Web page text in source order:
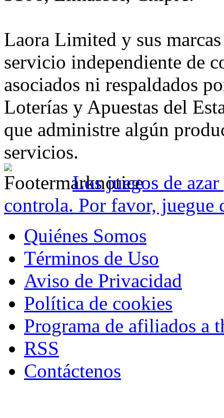
Laora Limited y sus
servicio independiente de
asociados ni respaldados
Loterías y Apuestas del
que administre algún
servicios.
Los juegos de
controla. Por favor, juegue
Quiénes Somos
Términos de Uso
Aviso de Privacidad
Política de cookies
Programa de afiliados a
RSS
Contáctenos